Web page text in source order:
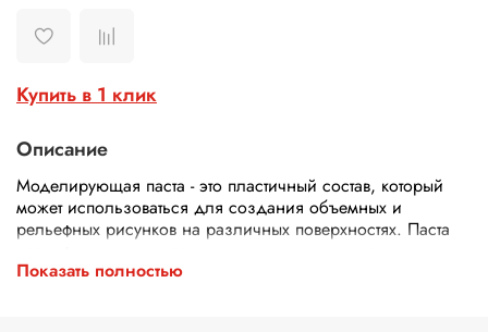
Купить в 1 клик
Описание
Моделирующая паста - это пластичный состав, который
может использоваться для создания объемных и
рельефных рисунков на различных поверхностях. Паста
создании имитации мазков кисти при печати на холсте,
Показать полностью